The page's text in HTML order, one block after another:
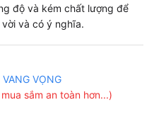
độ và kém chất lượng để
và có ý nghĩa.
VỌNG
sắm an toàn hơn...)